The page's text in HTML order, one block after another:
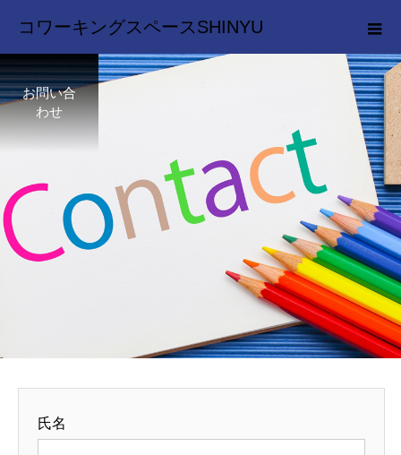
コワーキングスペースSHINYU
お問い合
わせ
氏名